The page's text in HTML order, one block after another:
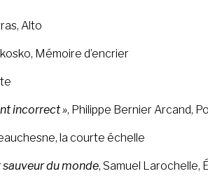
Alto
Mémoire d’encrier
incorrect », Philippe Bernier Arcand,
la courte échelle
du monde, Samuel Larochelle,